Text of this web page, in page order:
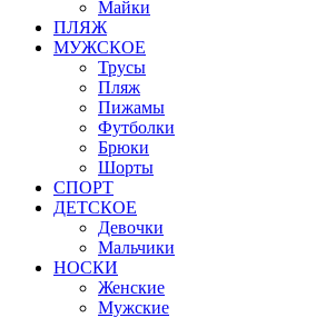
Майки
ПЛЯЖ
МУЖСКОЕ
Трусы
Пляж
Пижамы
Футболки
Брюки
Шорты
СПОРТ
ДЕТСКОЕ
Девочки
Мальчики
НОСКИ
Женские
Мужские